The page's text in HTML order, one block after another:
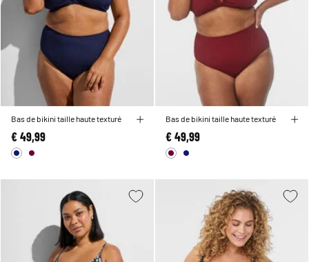
Bas de bikini taille haute texturé
€ 49,99
Bas de bikini taille haute texturé
€ 49,99